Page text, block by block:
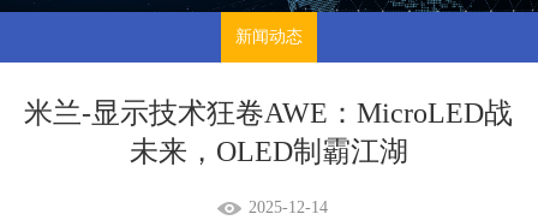
新闻动态
米兰-显示技术狂卷AWE：MicroLED战
未来，OLED制霸江湖
2025-12-14